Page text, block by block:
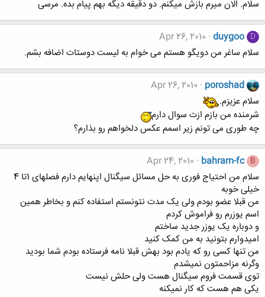
سلام. الان میرم بازش میکنم. دو دقیقه دیگه بهم پیام بده. مرسی
D
duygoo
Apr 26, 2010
سلام ساغر من دویگو هستم می خوام به لیست دوستات اضافه بشم.
poroshad
Apr 26, 2010
سلام عزیزم.
شرمنده من بازم ازت سوال دارم
چه طوری می تونم زیر اسمم عکس دلخواهم رو بذارم؟
B
bahram-fc
Apr 24, 2010
سلام من احتیاج فوری به حل مسائل سیگنال اپنهایم دارم فصلهای 1تا 4
خیلی خوبه
من قبلا عضو بودم ولی یک مدت نتونستم استفاده کنم و بخاطر همین
اسم یوزرم رو فراموش کردم
و دوباره یک یوزر جدید ساختم
امیدوارم بتونید به من کمک کنید
من تنها کسی رو که یادم بود بهش قبلا نامه فرستاده بودم شما بودید
وگرنه مزاحمتون نمیشدم
توی قسمت فروم سیگنال هست ولی حلش نیست
یکی هم هست که کار نمیکنه